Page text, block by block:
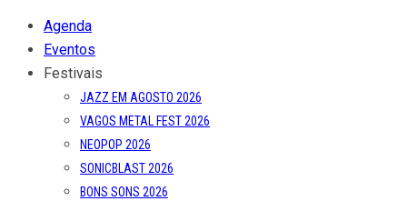
Agenda
Eventos
Festivais
JAZZ EM AGOSTO 2026
VAGOS METAL FEST 2026
NEOPOP 2026
SONICBLAST 2026
BONS SONS 2026